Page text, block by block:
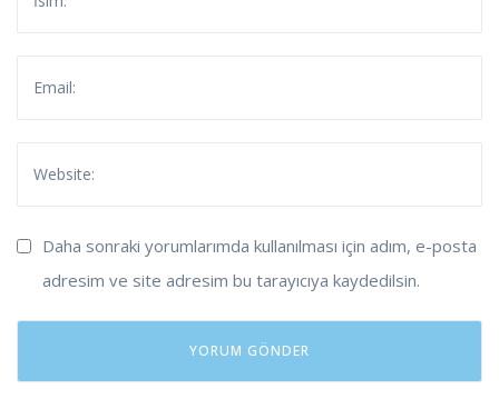
Daha sonraki yorumlarımda kullanılması için adım, e-posta
adresim ve site adresim bu tarayıcıya kaydedilsin.